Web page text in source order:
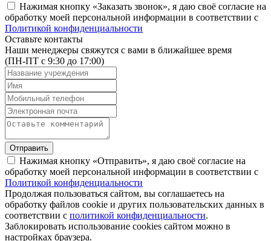
Нажимая кнопку «Заказать звонок», я даю своё согласие на
обработку моей персональной информации в соответствии с
Политикой конфиденциальности
Оставьте контакты
Наши менеджеры свяжутся с вами в ближайшее время
(ПН-ПТ с 9:30 до 17:00)
Отправить
Нажимая кнопку «Отправить», я даю своё согласие на
обработку моей персональной информации в соответствии с
Политикой конфиденциальности
Продолжая пользоваться сайтом, вы соглашаетесь на
обработку файлов cookie и других пользовательских данных в
соответствии с политикой конфиденциальности.
Заблокировать использование cookies сайтом можно в
настройках браузера.